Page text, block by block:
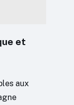
et
aux